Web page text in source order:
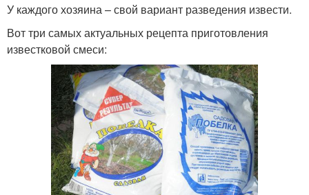
У каждого хозяина – свой вариант разведения извести.
Вот три самых актуальных рецепта приготовления
известковой смеси: